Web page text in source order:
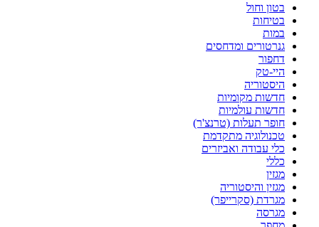
בטון וחול
בטיחות
במות
גנרטורים ומדחסים
דחפור
היי-טק
היסטוריה
חדשות מקומיות
חדשות עולמיות
חופר תעלות (טרנצ'ר)
טכנולוגיה מתקדמת
כלי עבודה ואביזרים
כללי
מגזין
מגזין והיסטוריה
מגרדת (סקרייפר)
מגרסה